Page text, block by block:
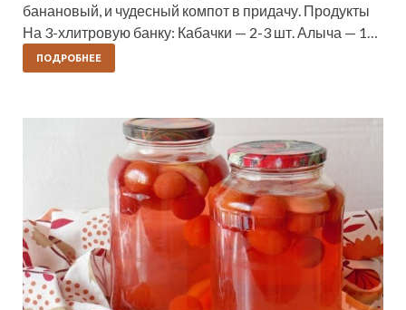
банановый, и чудесный компот в придачу. Продукты
На 3-хлитровую банку: Кабачки — 2-3 шт. Алыча — 1…
ПОДРОБНЕЕ